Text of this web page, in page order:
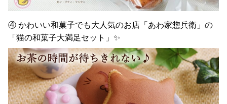
④ かわいい和菓子でも大人気のお店「あわ家惣兵衛」の
「猫の和菓子大満足セット」✨